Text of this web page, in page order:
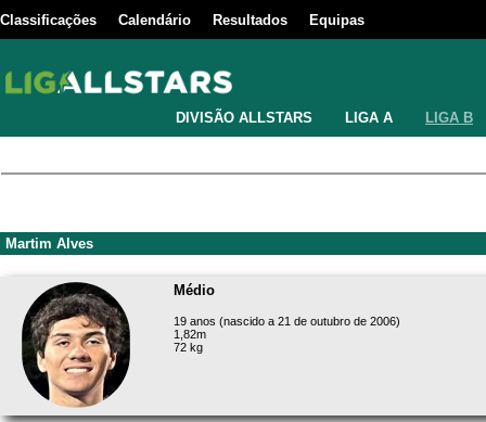
Classificações Calendário Resultados Equipas
DIVISÃO ALLSTARS LIGA A LIGA B
Martim Alves
Médio
19 anos (nascido a 21 de outubro de 2006)
1,82m
72 kg